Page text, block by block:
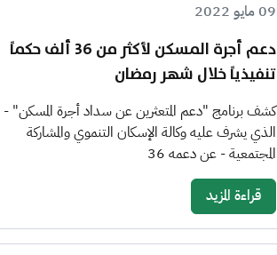
09 مايو 2022
دعم أجرة المسكن لأكثر من 36 ألف حكماً
تنفيذياً خلال شهر رمضان
كشف برنامج "دعم المتعثرين عن سداد أجرة المسكن" -
الذي يشرف عليه وكالة الإسكان التنموي والمشاركة
المجتمعية - عن دعمه 36
قراءة المزيد